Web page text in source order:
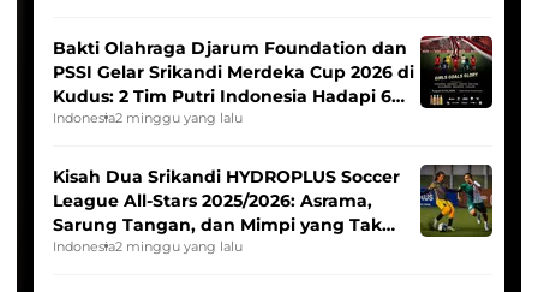
Bakti Olahraga Djarum Foundation dan
PSSI Gelar Srikandi Merdeka Cup 2026 di
Kudus: 2 Tim Putri Indonesia Hadapi 6
Tim Asia
Indonesia2 minggu yang lalu
Kisah Dua Srikandi HYDROPLUS Soccer
League All-Stars 2025/2026: Asrama,
Sarung Tangan, dan Mimpi yang Tak
Pernah Padam
Indonesia2 minggu yang lalu